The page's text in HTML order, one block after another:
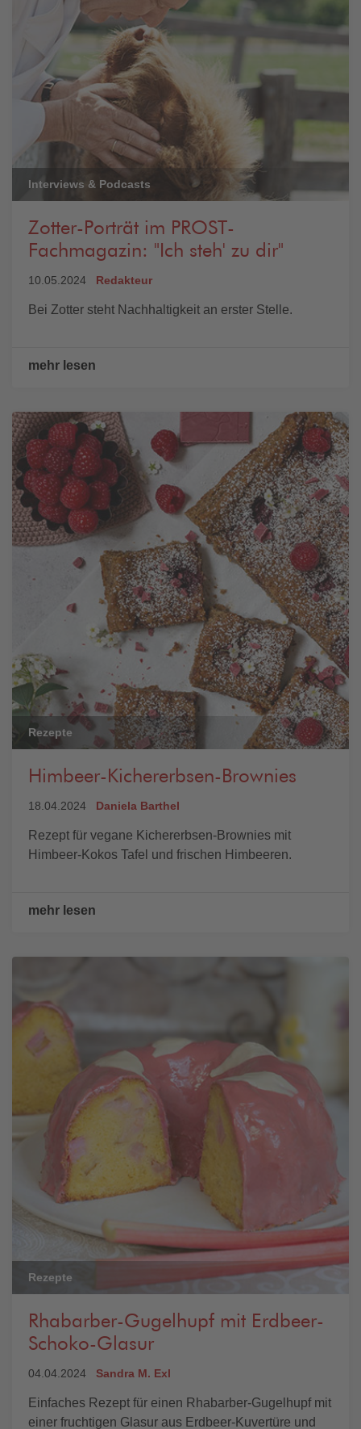
Interviews & Podcasts
Zotter-Porträt im PROST-
Fachmagazin: "Ich steh' zu dir"
10.05.2024 Redakteur
Bei Zotter steht Nachhaltigkeit an erster Stelle.
mehr lesen
Rezepte
Himbeer-Kichererbsen-Brownies
18.04.2024 Daniela Barthel
Rezept für vegane Kichererbsen-Brownies mit
Himbeer-Kokos Tafel und frischen Himbeeren.
mehr lesen
Rezepte
Rhabarber-Gugelhupf mit Erdbeer-
Schoko-Glasur
04.04.2024 Sandra M. Exl
Einfaches Rezept für einen Rhabarber-Gugelhupf mit
einer fruchtigen Glasur aus Erdbeer-Kuvertüre und